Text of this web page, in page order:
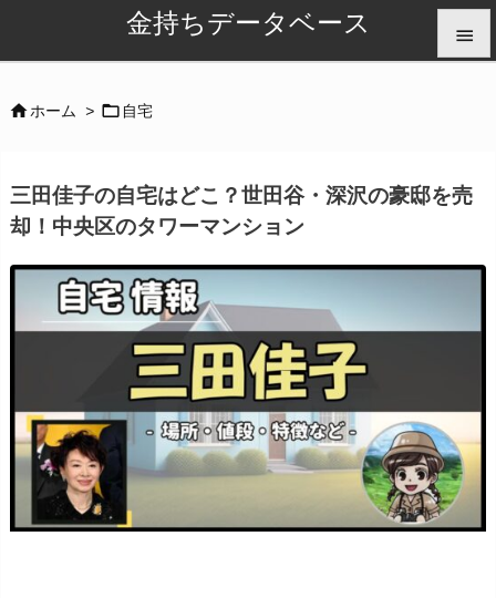
金持ちデータベース 


ホーム >  自宅
三田佳子の自宅はどこ？世田谷・深沢の豪邸を売
却！中央区のタワーマンション